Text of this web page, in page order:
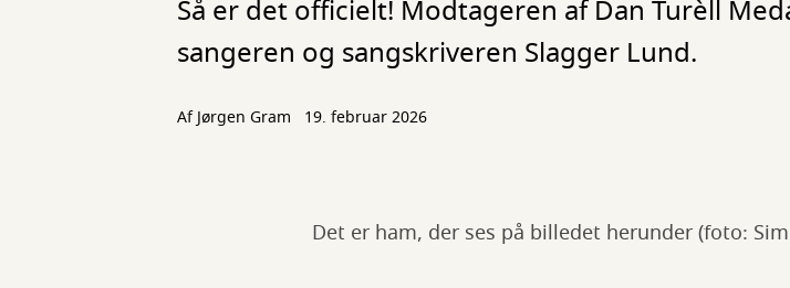
Så er det officielt! Modtageren af Dan Turèll
sangeren og sangskriveren Slagger Lund.
AfJørgen Gram 19. februar 2026
Det er ham, der ses på billedet herunder (foto: